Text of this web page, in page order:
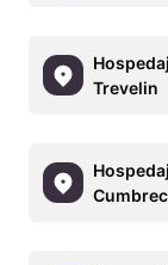
Trevelin